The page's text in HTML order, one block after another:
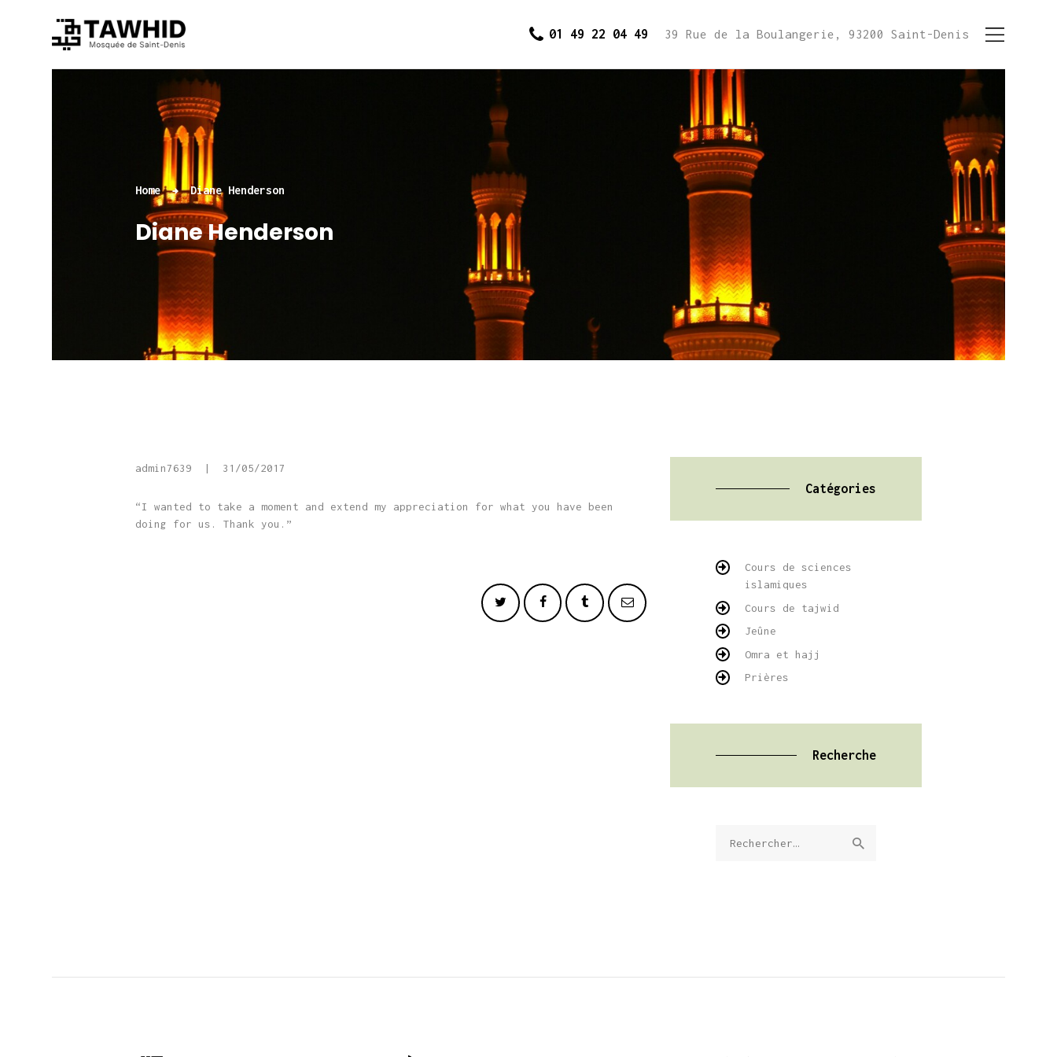
01 49 22 04 49 39 Rue de la Boulangerie, 93200 Saint-Denis
Home Diane Henderson
Diane Henderson
Accueil
Cours et
inscriptions
Dons
Contact
admin7639 31/05/2017
“I wanted to take a moment and extend my appreciation for what you have been
doing for us. Thank you.”
Catégories
Cours de sciences
islamiques
Cours de tajwid
Jeûne
Omra et hajj
Prières
Recherche